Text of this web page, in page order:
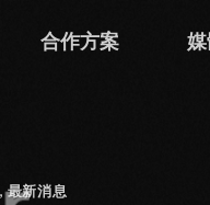
合作方案
,最新消息